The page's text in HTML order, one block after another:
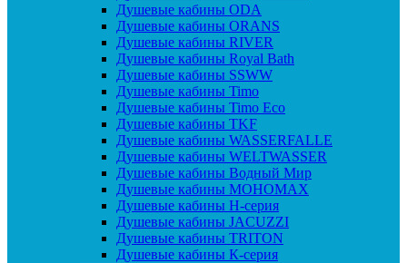
Душевые кабины ODA
Душевые кабины ORANS
Душевые кабины RIVER
Душевые кабины Royal Bath
Душевые кабины SSWW
Душевые кабины Timo
Душевые кабины Timo Eco
Душевые кабины TKF
Душевые кабины WASSERFALLE
Душевые кабины WELTWASSER
Душевые кабины Водный Мир
Душевые кабины МОНОМАХ
Душевые кабины H-серия
Душевые кабины JACUZZI
Душевые кабины TRITON
Душевые кабины К-серия